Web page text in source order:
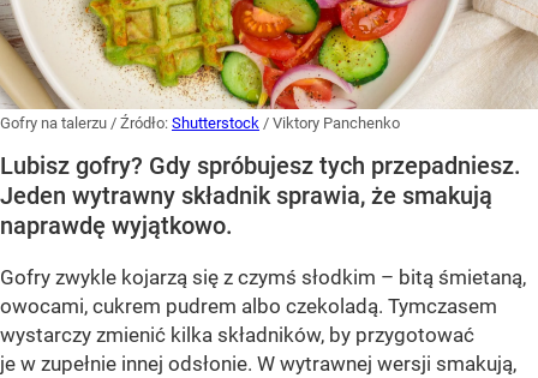
Gofry na talerzu / Źródło: Shutterstock / Viktory Panchenko
Lubisz gofry? Gdy spróbujesz tych przepadniesz.
Jeden wytrawny składnik sprawia, że smakują
naprawdę wyjątkowo.
Gofry zwykle kojarzą się z czymś słodkim – bitą śmietaną,
owocami, cukrem pudrem albo czekoladą. Tymczasem
wystarczy zmienić kilka składników, by przygotować
je w zupełnie innej odsłonie. W wytrawnej wersji smakują,